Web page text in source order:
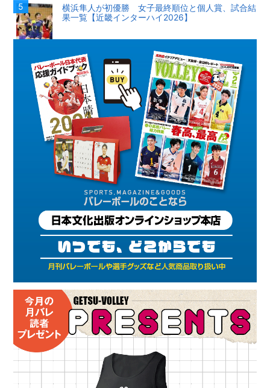
横浜隼人が初優勝 女子最終順位と個人賞、試合結
果一覧【近畿インターハイ2026】